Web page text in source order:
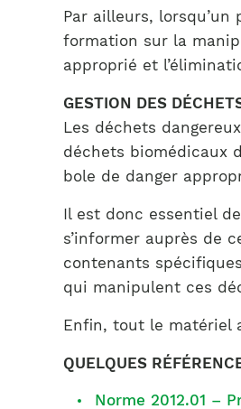
Par ailleurs,
formation sur la
approprié et
GESTION DES
Les déchets
déchets biomédicaux
bole de danger
Il est donc essentiel
s’informer auprès de
contenants
qui manipulent ces
Enfin, tout le matériel
QUELQUES
Norme 2012.01 –